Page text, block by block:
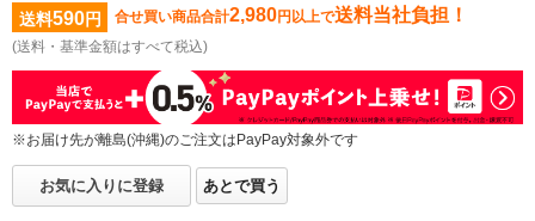
送料590円 合せ買い商品合計2,980円以上で送料当社負担！
(送料・基準金額はすべて税込)
※お届け先が離島(沖縄)のご注文はPayPay対象外です
お気に入りに登録 あとで買う